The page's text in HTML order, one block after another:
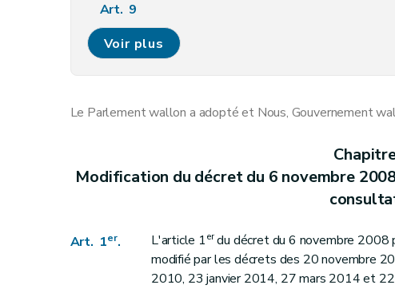
Art. 9
Art. 10
Art. 11
Art. 14
Art. 19
Voir plus
Le Parlement wallon a adopté et Nous, Gouvernement
Modification du décret du 6 novembre
Art. 1er. L'article 1erdu décret du 6 novembre 2008
modifié par les décrets des 20 novembre
2010, 23 janvier 2014, 27 mars 2014 et